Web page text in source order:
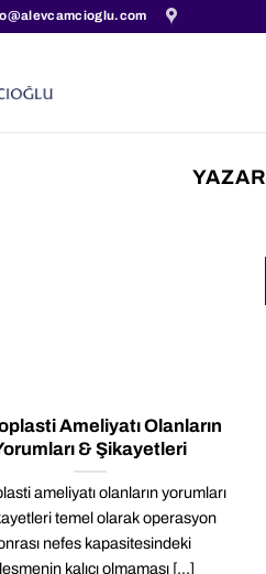
Ameliyatı Olanların
& Şikayetleri
ameliyatı olanların yorumları
temel olarak operasyon
nefes kapasitesindeki
kalıcı olmaması [...]